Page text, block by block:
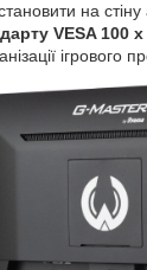
на стіну
VESA 100
ігрового